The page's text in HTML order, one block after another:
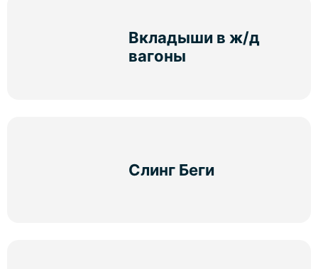
Вкладыши в ж/д
вагоны
Слинг Беги